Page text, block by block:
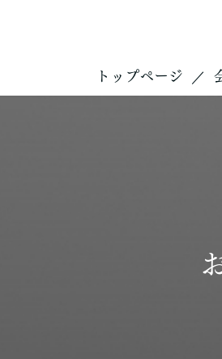
トップページ